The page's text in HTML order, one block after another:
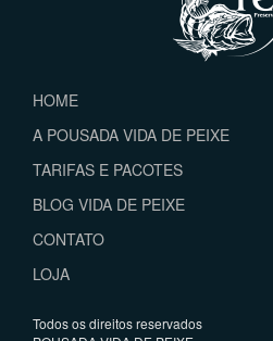
HOME
A POUSADA VIDA DE PEIXE
TARIFAS E PACOTES
BLOG VIDA DE PEIXE
CONTATO
LOJA
Todos os direitos reservados